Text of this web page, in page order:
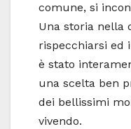
comune, si
Una storia nella
rispecchiarsi ed
è stato
una scelta ben
dei bellissimi
vivendo.